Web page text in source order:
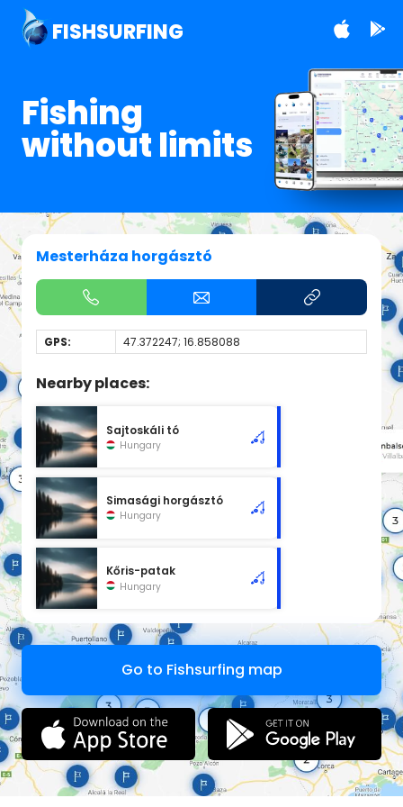
FISHSURFING
Fishing
without limits
Mesterháza horgásztó
GPS: 47.372247; 16.858088
Nearby places:
Sajtoskáli tó
Hungary
Simasági horgásztó
Hungary
Kőris-patak
Hungary
Go to Fishsurfing map